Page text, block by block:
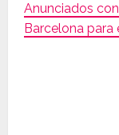
Anunciados
Barcelona para